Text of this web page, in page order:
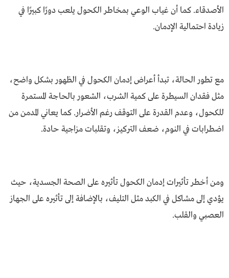
الأصدقاء. كما أن غياب الوعي بمخاطر الكحول يلعب دورًا كبيرًا في
زيادة احتمالية الإدمان.
مع تطور الحالة، تبدأ أعراض إدمان الكحول في الظهور بشكل واضح،
مثل فقدان السيطرة على كمية الشرب، الشعور بالحاجة المستمرة
للكحول، وعدم القدرة على التوقف رغم الأضرار. كما يعاني المدمن من
اضطرابات في النوم، ضعف التركيز، وتقلبات مزاجية حادة.
ومن أخطر تأثيرات إدمان الكحول تأثيره على الصحة الجسدية، حيث
يؤدي إلى مشاكل في الكبد مثل التليف، بالإضافة إلى تأثيره على الجهاز
العصبي والقلب.